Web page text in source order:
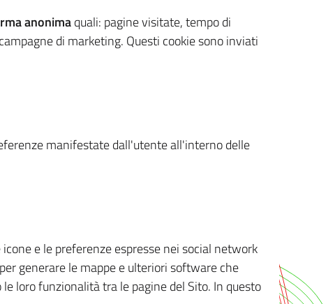
anonimaquali: pagine visitate, tempo di
di marketing. Questi cookie sono inviati
manifestate dall'utente all'interno delle
e le preferenze espresse nei social network
generare le mappe e ulteriori software che
loro funzionalità tra le pagine del Sito. In questo